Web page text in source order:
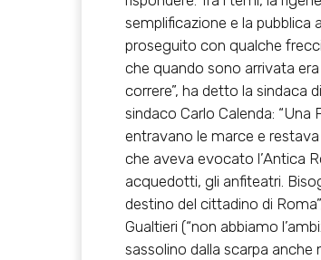
semplificazione e la pubblica
proseguito con qualche
che quando sono arrivata
correre”, ha detto la sindaca
sindaco Carlo Calenda: “Una
entravano le marce e
che aveva evocato l’Antica
acquedotti, gli anfiteatri.
destino del cittadino di
Gualtieri (“non abbiamo
sassolino dalla scarpa anche